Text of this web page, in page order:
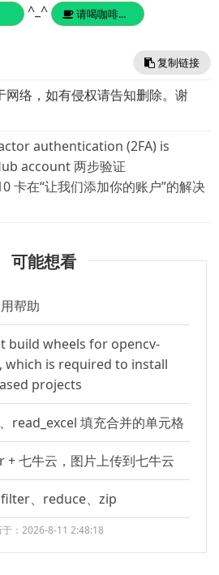
^_^ 请喝咖啡...
复制链接
网络，如有侵权请告知删除。谢
authentication (2FA) is
account 两步验证
卡在“让我们添加你的账户”的解决
可能想看
帮助
build wheels for opencv-
which is required to install
projects
read_excel 填充合并的单元格
七牛云，图片上传到七牛云
、reduce、zip
于：2026-8-11 2:48:18